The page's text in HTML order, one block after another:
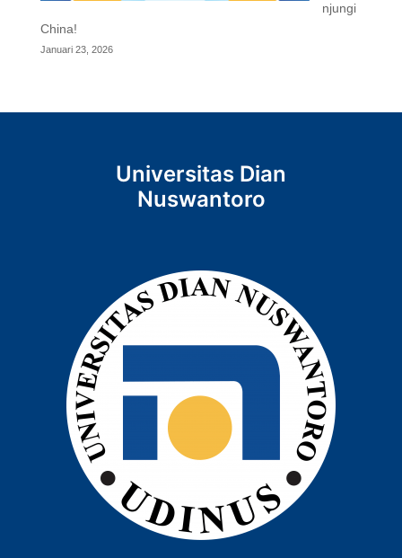
njungi
China!
Januari 23, 2026
Universitas Dian
Nuswantoro